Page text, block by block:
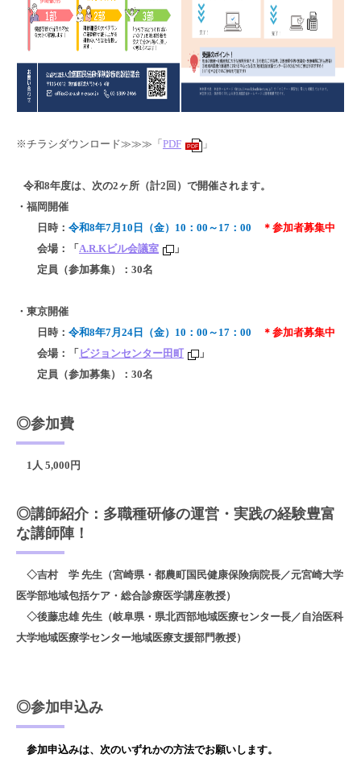
※チラシダウンロード≫≫≫「 PDF PDF 」
令和8年度は、次の2ヶ所（計2回）で開催されます。
・福岡開催
日時： 令和8年7月10日（金）10：00～17：00
＊参加者募集中
会場：「 A.R.Kビル会議室
」
定員（参加募集）：30名
・東京開催
日時： 令和8年7月24日（金）10：00～17：00
＊参加者募集中
会場：「 ビジョンセンター田町
」
定員（参加募集）：30名
◎参加費
1人 5,000円
◎講師紹介：多職種研修の運営・実践の経験豊富
な講師陣！
◇吉村 学 先生（宮崎県・都農町国民健康保険病院長／元宮崎大学
医学部地域包括ケア・総合診療医学講座教授）
◇後藤忠雄 先生（岐阜県・県北西部地域医療センター長／自治医科
大学地域医療学センター地域医療支援部門教授）
◎参加申込み
参加申込みは、次のいずれかの方法でお願いします。